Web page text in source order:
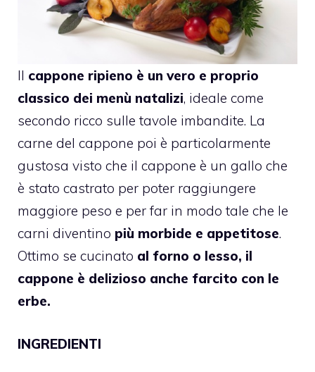
Il cappone ripieno è un vero e proprio
classico dei menù natalizi, ideale come
secondo ricco sulle tavole imbandite. La
carne del cappone poi è particolarmente
gustosa visto che il cappone è un gallo che
è stato castrato per poter raggiungere
maggiore peso e per far in modo tale che le
carni diventino più morbide e appetitose.
Ottimo se cucinato al forno o lesso, il
cappone è delizioso anche farcito con le
erbe.
INGREDIENTI